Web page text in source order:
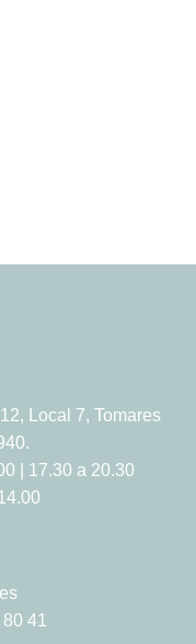
Local 7, Tomares
| 17.30 a 20.30
41